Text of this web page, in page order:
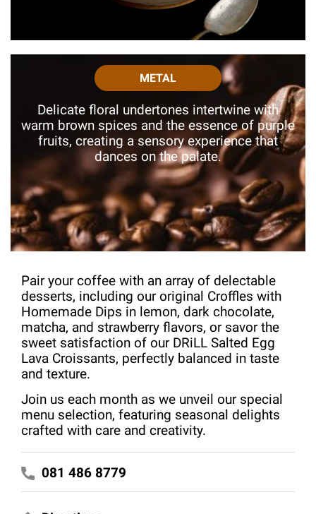
METAL
Delicate floral undertones intertwine with
warm brown spices and the essence of purple
fruits, creating a sensory experience that
dances on the palate.
Pair your coffee with an array of delectable
desserts, including our original Croffles with
Homemade Dips in lemon, dark chocolate,
matcha, and strawberry flavors, or savor the
sweet satisfaction of our DRiLL Salted Egg
Lava Croissants, perfectly balanced in taste
and texture.
Join us each month as we unveil our special
menu selection, featuring seasonal delights
crafted with care and creativity.
081 486 8779